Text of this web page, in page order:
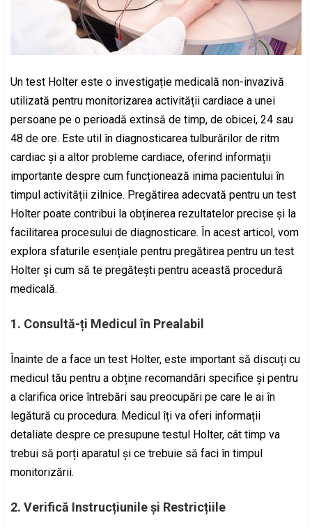
Un test Holter este o investigație medicală non-invazivă
utilizată pentru monitorizarea activității cardiace a unei
persoane pe o perioadă extinsă de timp, de obicei, 24 sau
48 de ore. Este util în diagnosticarea tulburărilor de ritm
cardiac și a altor probleme cardiace, oferind informații
importante despre cum funcționează inima pacientului în
timpul activității zilnice. Pregătirea adecvată pentru un test
Holter poate contribui la obținerea rezultatelor precise și la
facilitarea procesului de diagnosticare. În acest articol, vom
explora sfaturile esențiale pentru pregătirea pentru un test
Holter și cum să te pregătești pentru această procedură
medicală.
1. Consultă-ți Medicul în Prealabil
Înainte de a face un test Holter, este important să discuți cu
medicul tău pentru a obține recomandări specifice și pentru
a clarifica orice întrebări sau preocupări pe care le ai în
legătură cu procedura. Medicul îți va oferi informații
detaliate despre ce presupune testul Holter, cât timp va
trebui să porți aparatul și ce trebuie să faci în timpul
monitorizării.
2. Verifică Instrucțiunile și Restricțiile